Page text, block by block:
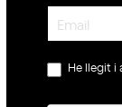
Newsletter
He llegit i